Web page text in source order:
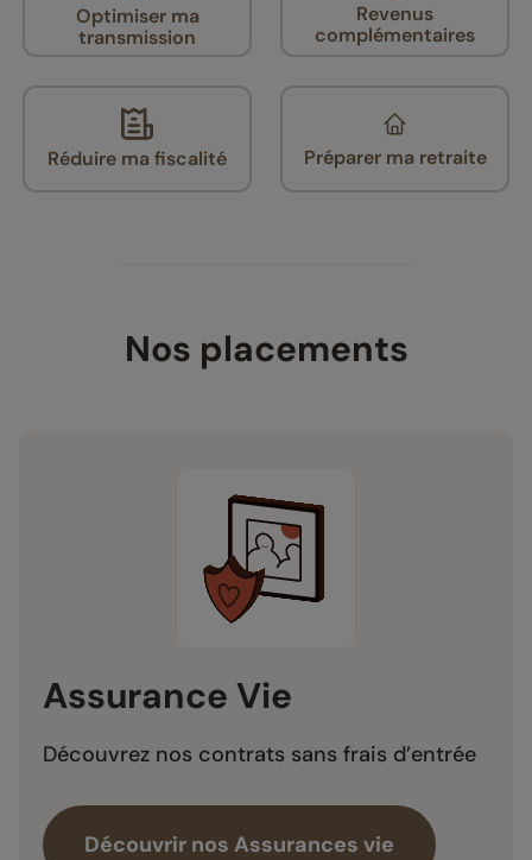
Optimiser ma
transmission
Revenus
complémentaires
Réduire ma fiscalité Préparer ma retraite
Nos placements
Assurance Vie
Découvrez nos contrats sans frais d’entrée
Découvrir nos Assurances vie